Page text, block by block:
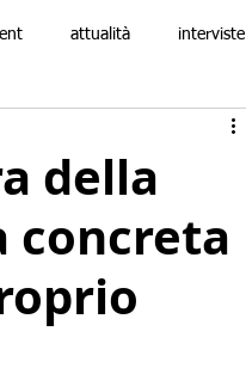
attualità interviste
biography cinema
della
concreta